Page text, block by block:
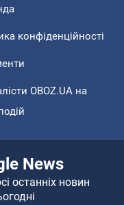
конфіденційності
OBOZ.UA на
News
останніх новин